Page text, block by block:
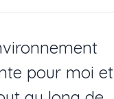
pour moi et